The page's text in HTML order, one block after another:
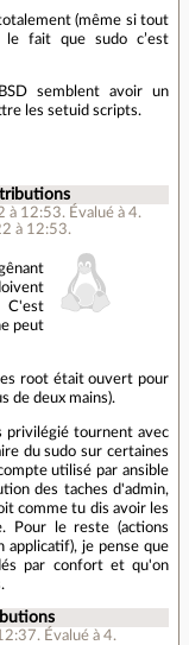
totalement (même si tout
le fait que sudo c’est
semblent avoir un
les setuid scripts.
à 12:53. Évalué à 4.
à 12:53.
peut
root était ouvert pour
de deux mains).
privilégié tournent avec
du sudo sur certaines
utilisé par ansible
des taches d'admin,
comme tu dis avoir les
Pour le reste (actions
applicatif), je pense que
par confort et qu'on
. Évalué à4.